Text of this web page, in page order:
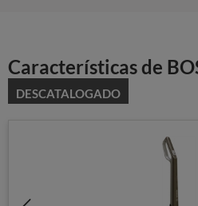
Características de
DESCATALOGADO